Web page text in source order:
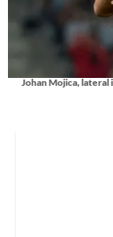
Johan Mojica, lateral